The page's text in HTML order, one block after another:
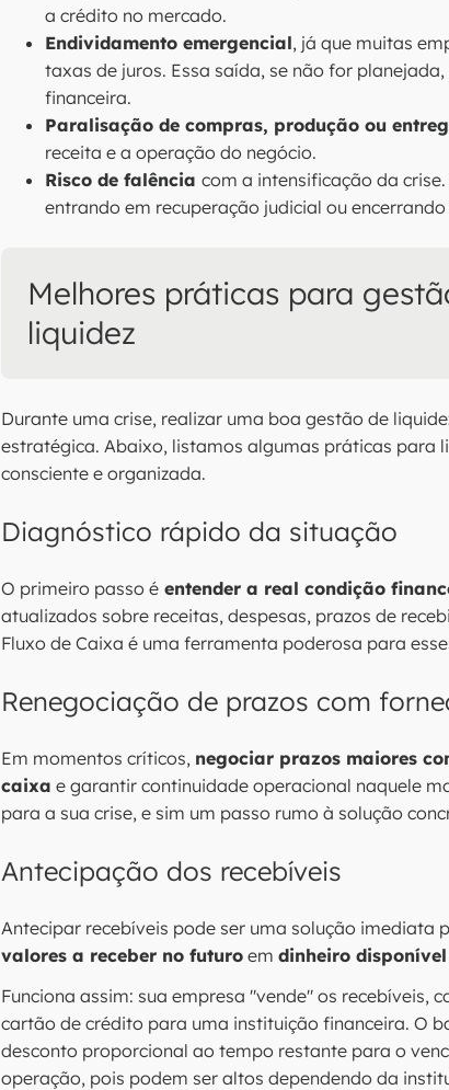
a crédito no mercado.
Endividamento emergencial, já que muitas
taxas de juros. Essa saída, se não for
financeira.
Paralisação de compras, produção ou
receita e a operação do negócio.
Risco de falência com a intensificação da
entrando em recuperação judicial ou
Melhores práticas para
liquidez
Durante uma crise, realizar uma boa gestão de
estratégica. Abaixo, listamos algumas práticas para
consciente e organizada.
Diagnóstico rápido da situação
O primeiro passo éentender a real condição
atualizados sobre receitas, despesas, prazos de
Fluxo de Caixa é uma ferramenta poderosa para
Renegociação de prazos com
Em momentos críticos, negociar prazos maiores
caixa e garantir continuidade operacional naquele
para a sua crise, e sim um passo rumo à solução
Antecipação dos recebíveis
Antecipar recebíveis pode ser uma solução
valores a receber no futuroem dinheiro
Funciona assim: sua empresa "vende" os recebíveis,
cartão de crédito para uma instituição financeira. O
desconto proporcional ao tempo restante para o
operação, pois podem ser altos dependendo da